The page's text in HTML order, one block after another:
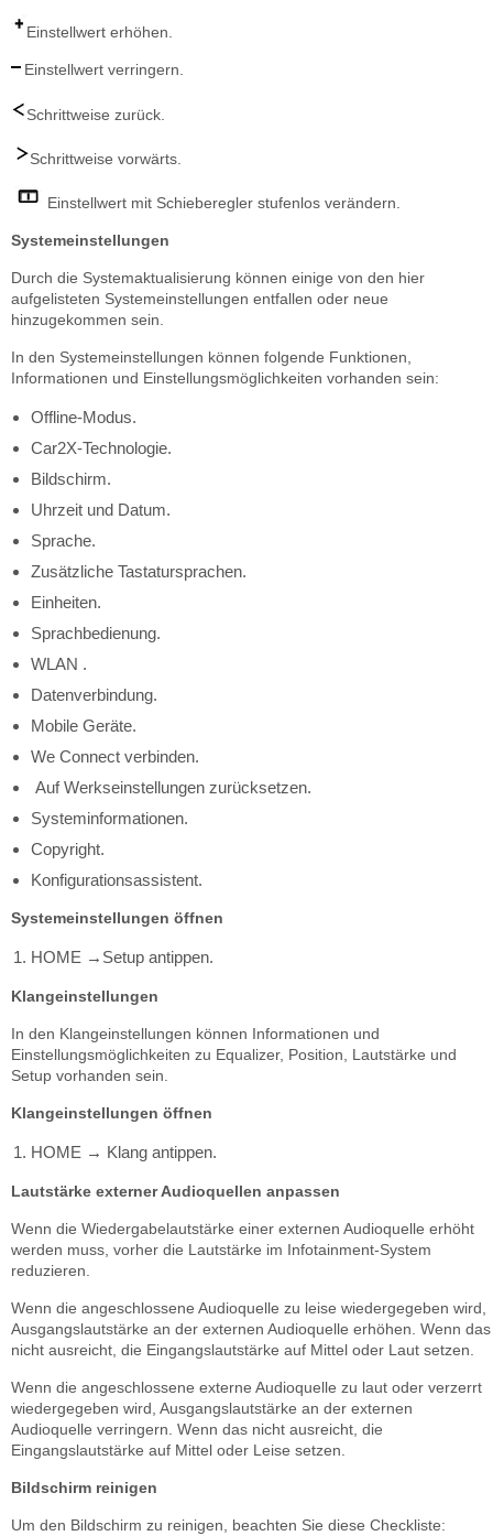
Einstellwert erhöhen.
Einstellwert verringern.
Schrittweise zurück.
Schrittweise vorwärts.
Einstellwert mit Schieberegler stufenlos verändern.
Systemeinstellungen
Durch die Systemaktualisierung können einige von den hier
aufgelisteten Systemeinstellungen entfallen oder neue
hinzugekommen sein.
In den Systemeinstellungen können folgende Funktionen,
Informationen und Einstellungsmöglichkeiten vorhanden sein:
Offline-Modus.
Car2X-Technologie.
Bildschirm.
Uhrzeit und Datum.
Sprache.
Zusätzliche Tastatursprachen.
Einheiten.
Sprachbedienung.
WLAN .
Datenverbindung.
Mobile Geräte.
We Connect verbinden.
Auf Werkseinstellungen zurücksetzen.
Systeminformationen.
Copyright.
Konfigurationsassistent.
Systemeinstellungen öffnen
HOME → Setup antippen.
Klangeinstellungen
In den Klangeinstellungen können Informationen und
Einstellungsmöglichkeiten zu Equalizer, Position, Lautstärke und
Setup vorhanden sein.
Klangeinstellungen öffnen
HOME → Klang antippen.
Lautstärke externer Audioquellen anpassen
Wenn die Wiedergabelautstärke einer externen Audioquelle erhöht
werden muss, vorher die Lautstärke im Infotainment-System
reduzieren.
Wenn die angeschlossene Audioquelle zu leise wiedergegeben wird,
Ausgangslautstärke an der externen Audioquelle erhöhen. Wenn das
nicht ausreicht, die Eingangslautstärke auf Mittel oder Laut setzen.
Wenn die angeschlossene externe Audioquelle zu laut oder verzerrt
wiedergegeben wird, Ausgangslautstärke an der externen
Audioquelle verringern. Wenn das nicht ausreicht, die
Eingangslautstärke auf Mittel oder Leise setzen.
Bildschirm reinigen
Um den Bildschirm zu reinigen, beachten Sie diese Checkliste: